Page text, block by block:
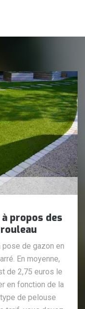
propos des
de gazon en
En moyenne,
de 2,75 euros le
en fonction de la
de pelouse